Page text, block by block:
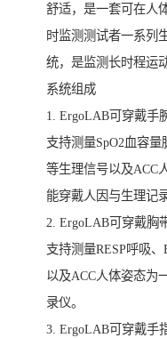
舒适，是一套可在人
时监测测试者一系列
统，是监测长时程运
系统组成
1. ErgoLAB可穿戴手
支持测量SpO2血容
等生理信号以及ACC
能穿戴人因与生理记
2. ErgoLAB可穿戴胸
支持测量RESP呼吸
以及ACC人体姿态为
录仪。
3. ErgoLAB可穿戴手